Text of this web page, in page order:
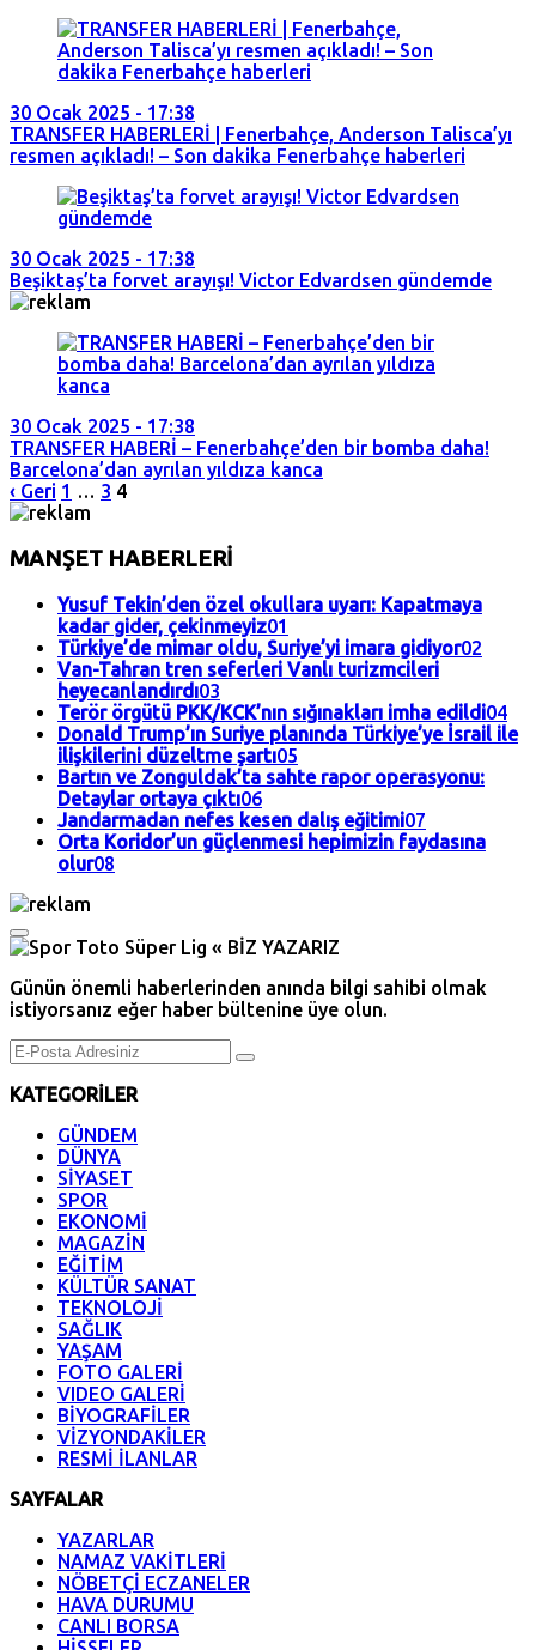
30 Ocak 2025 - 17:38
TRANSFER HABERLERİ | Fenerbahçe, Anderson Talisca’yı
resmen açıkladı! – Son dakika Fenerbahçe haberleri
30 Ocak 2025 - 17:38
Beşiktaş’ta forvet arayışı! Victor Edvardsen gündemde
30 Ocak 2025 - 17:38
TRANSFER HABERİ – Fenerbahçe’den bir bomba daha!
Barcelona’dan ayrılan yıldıza kanca
‹ Geri 1 … 3 4
MANŞET HABERLERİ
Yusuf Tekin’den özel okullara uyarı: Kapatmaya
kadar gider, çekinmeyiz01
Türkiye’de mimar oldu, Suriye’yi imara gidiyor02
Van-Tahran tren seferleri Vanlı turizmcileri
heyecanlandırdı03
Terör örgütü PKK/KCK’nın sığınakları imha edildi04
Donald Trump’ın Suriye planında Türkiye’ye İsrail ile
ilişkilerini düzeltme şartı05
Bartın ve Zonguldak’ta sahte rapor operasyonu:
Detaylar ortaya çıktı06
Jandarmadan nefes kesen dalış eğitimi07
Orta Koridor’un güçlenmesi hepimizin faydasına
olur08
Günün önemli haberlerinden anında bilgi sahibi olmak
istiyorsanız eğer haber bültenine üye olun.
KATEGORİLER
GÜNDEM
DÜNYA
SİYASET
SPOR
EKONOMİ
MAGAZİN
EĞİTİM
KÜLTÜR SANAT
TEKNOLOJİ
SAĞLIK
YAŞAM
FOTO GALERİ
VIDEO GALERİ
BİYOGRAFİLER
VİZYONDAKİLER
RESMİ İLANLAR
SAYFALAR
YAZARLAR
NAMAZ VAKİTLERİ
NÖBETÇİ ECZANELER
HAVA DURUMU
CANLI BORSA